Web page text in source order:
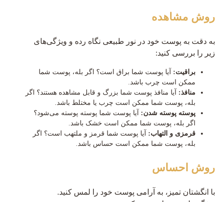
روش مشاهده
به دقت به پوست خود در نور طبیعی نگاه رده و ویژگی‌های
زیر را بررسی کنید:
براقیت: آیا پوست شما براق است؟ اگر بله، پوست شما
ممکن است چرب باشد.
منافذ: آیا منافذ پوست شما بزرگ و قابل مشاهده هستند؟ اگر
بله، پوست شما ممکن است چرب یا مختلط باشد.
پوسته پوسته شدن: آیا پوست شما پوسته پوسته می‌شود؟
اگر بله، پوست شما ممکن است خشک باشد.
قرمزی و التهاب: آیا پوست شما قرمز و ملتهب است؟ اگر
بله، پوست شما ممکن است حساس باشد.
روش احساس
با انگشتان تمیز، به آرامی پوست خود را لمس کنید.